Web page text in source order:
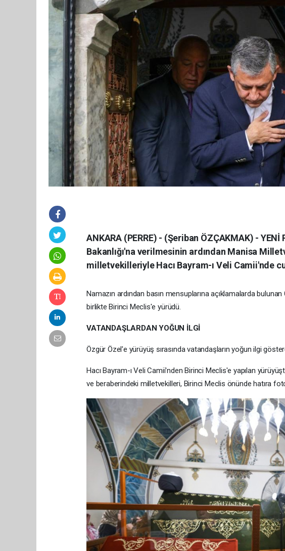
ANKARA (PERRE) - (Şeriban ÖZÇAKMAK) -
Bakanlığı'na verilmesinin ardından Manisa
milletvekilleriyle Hacı Bayram-ı Veli Camii'nde
Namazın ardından basın mensuplarına açıklamalarda
birlikte Birinci Meclis'e yürüdü.
VATANDAŞLARDAN YOĞUN İLGİ
Özgür Özel'e yürüyüş sırasında vatandaşların yoğun ilgi
Hacı Bayram-ı Veli Camii'nden Birinci Meclis'e yapılan
ve beraberindeki milletvekilleri, Birinci Meclis önünde hatıra